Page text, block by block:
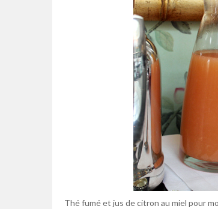
Thé fumé et jus de citron au miel pour